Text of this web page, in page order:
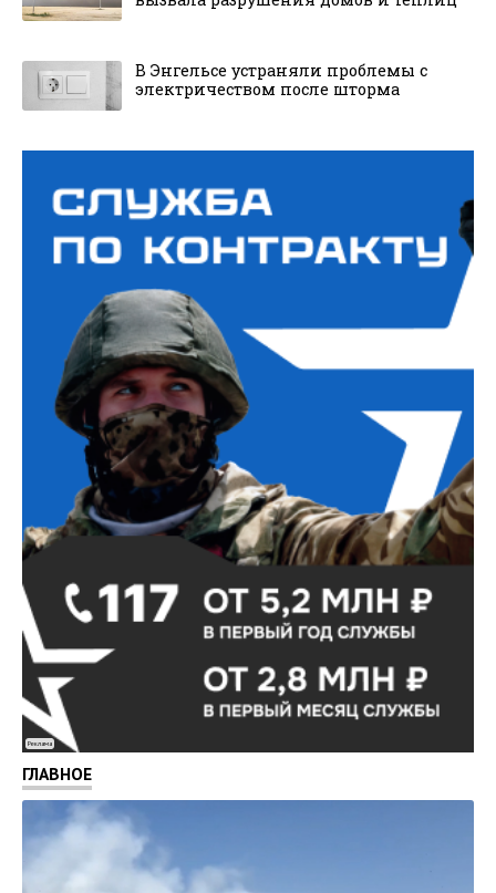
В Энгельсе устраняли проблемы с
электричеством после шторма
Реклама
ГЛАВНОЕ